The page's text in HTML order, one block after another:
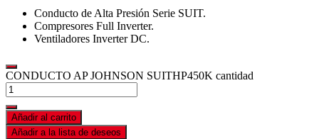
Conducto de Alta Presión Serie SUIT.
Compresores Full Inverter.
Ventiladores Inverter DC.
CONDUCTO AP JOHNSON SUITHP450K cantidad
Añadir al carrito
Añadir a la lista de deseos